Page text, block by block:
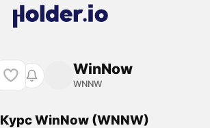
WinNow
WNNW
Курс WinNow (WNNW)